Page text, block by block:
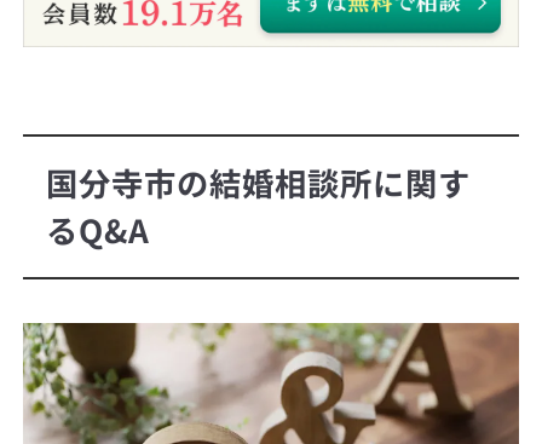
国分寺市の結婚相談所に関す
るQ&A